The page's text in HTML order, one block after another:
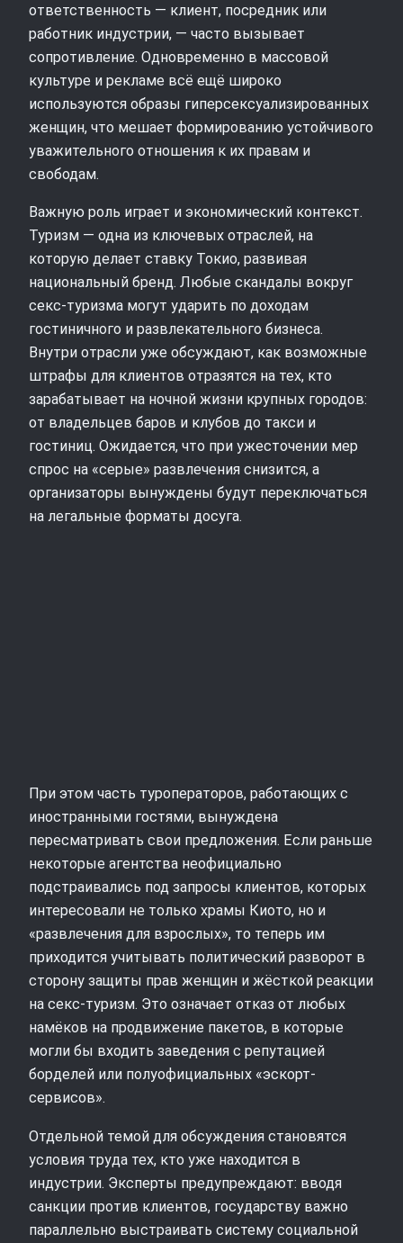
ответственность — клиент, посредник или
работник индустрии, — часто вызывает
сопротивление. Одновременно в массовой
культуре и рекламе всё ещё широко
используются образы гиперсексуализированных
женщин, что мешает формированию устойчивого
уважительного отношения к их правам и
свободам.
Важную роль играет и экономический контекст.
Туризм — одна из ключевых отраслей, на
которую делает ставку Токио, развивая
национальный бренд. Любые скандалы вокруг
секс-туризма могут ударить по доходам
гостиничного и развлекательного бизнеса.
Внутри отрасли уже обсуждают, как возможные
штрафы для клиентов отразятся на тех, кто
зарабатывает на ночной жизни крупных городов:
от владельцев баров и клубов до такси и
гостиниц. Ожидается, что при ужесточении мер
спрос на «серые» развлечения снизится, а
организаторы вынуждены будут переключаться
на легальные форматы досуга.
При этом часть туроператоров, работающих с
иностранными гостями, вынуждена
пересматривать свои предложения. Если раньше
некоторые агентства неофициально
подстраивались под запросы клиентов, которых
интересовали не только храмы Киото, но и
«развлечения для взрослых», то теперь им
приходится учитывать политический разворот в
сторону защиты прав женщин и жёсткой реакции
на секс-туризм. Это означает отказ от любых
намёков на продвижение пакетов, в которые
могли бы входить заведения с репутацией
борделей или полуофициальных «эскорт-
сервисов».
Отдельной темой для обсуждения становятся
условия труда тех, кто уже находится в
индустрии. Эксперты предупреждают: вводя
санкции против клиентов, государству важно
параллельно выстраивать систему социальной